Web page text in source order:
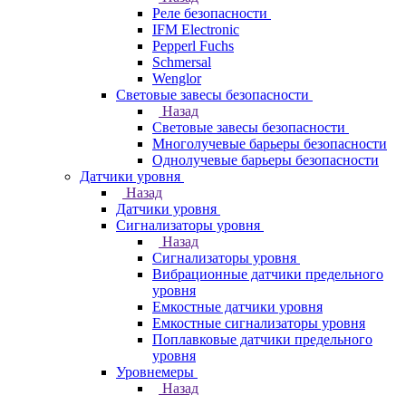
Реле безопасности
IFM Electronic
Pepperl Fuchs
Schmersal
Wenglor
Световые завесы безопасности
Назад
Световые завесы безопасности
Многолучевые барьеры безопасности
Однолучевые барьеры безопасности
Датчики уровня
Назад
Датчики уровня
Сигнализаторы уровня
Назад
Сигнализаторы уровня
Вибрационные датчики предельного
уровня
Емкостные датчики уровня
Емкостные сигнализаторы уровня
Поплавковые датчики предельного
уровня
Уровнемеры
Назад